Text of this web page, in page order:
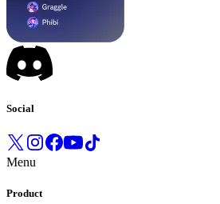
Social
Menu
Product